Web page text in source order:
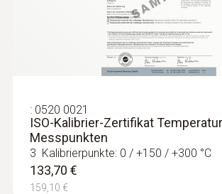
: 0520 0021
ISO-Kalibrier-Zertifikat
Messpunkten
3 Kalibrierpunkte: 0 / +150 / +300 °C
133,70 €
159,10 €